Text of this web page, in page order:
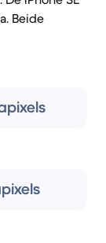
Beide